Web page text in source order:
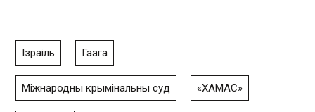
Ізраіль Гаага
Міжнародны крымінальны суд «ХАМАС»